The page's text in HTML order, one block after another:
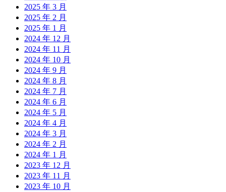
2025 年 3 月
2025 年 2 月
2025 年 1 月
2024 年 12 月
2024 年 11 月
2024 年 10 月
2024 年 9 月
2024 年 8 月
2024 年 7 月
2024 年 6 月
2024 年 5 月
2024 年 4 月
2024 年 3 月
2024 年 2 月
2024 年 1 月
2023 年 12 月
2023 年 11 月
2023 年 10 月